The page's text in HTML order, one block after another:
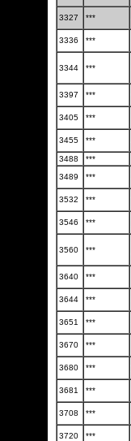
3327 ***
3336 ***
3344 ***
3397 ***
3405 ***
3455 ***
3488 ***
3489
***
3532 ***
3546 ***
3560 ***
3640 ***
3644
***
3651 ***
3670 ***
3680 ***
3681 ***
3708 ***
3720 ***